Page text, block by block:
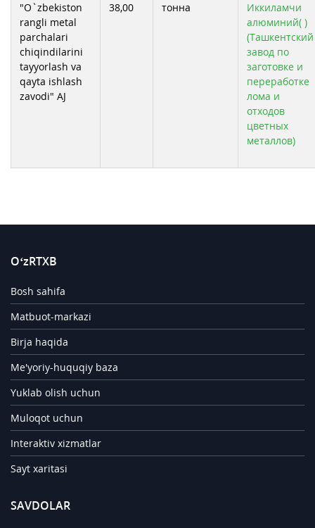
"O`zbekiston
rangli metal
parchalari
chiqindilarini
tayyorlash va
qayta ishlash
zavodi" AJ
38,00 тонна
Иккиламчи
алюминий( )
(Ташкентский
завод по
заготовке и
переработке
лома и
отходов
цветных
металлов)
O‘zRTXB
Bosh sahifa
Matbuot-markazi
Birja haqida
Me'yoriy-huquqiy baza
Yuklab olish uchun
Muloqot uchun
Interaktiv xizmatlar
Sayt xaritasi
SAVDOLAR